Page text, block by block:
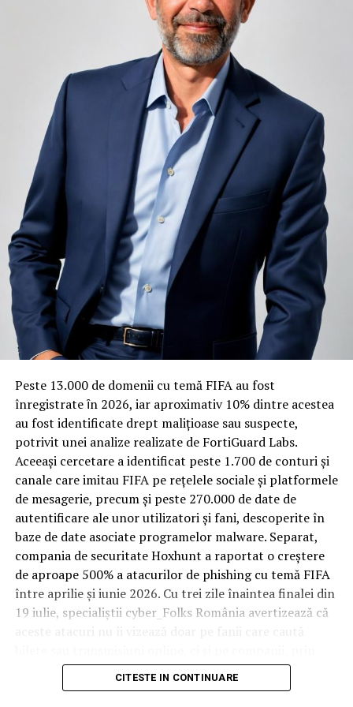
adiacent rămâne una dintre cele mai frecvente
nemulțumiri semnalate de oaspeți în recenziile online,
chiar și la unități altfel apreciate pentru servicii și
locație. De multe ori, oaspeții nu identifică pardoseala
drept sursa reală a problemei, ci descriu simplu senzația
de spațiu zgomotos sau agitat.
Pardoseala joacă un rol important în absorbția acestor
sunete, mai ales în zonele de trecere frecventă dintre
cameră și baie sau dintre pat și fereastră. Un material cu
proprietăți fonoabsorbante bune reduce transmiterea
zgomotului către camerele vecine și către etajele
inferioare, un aspect esențial mai ales în clădirile mai
vechi, cu structuri care nu au fost proiectate inițial
pentru izolare fonică performantă.
Rotația rapidă a oaspeților cere
materiale rezistente
Spre diferență de o locuință obișnuită, o cameră de hotel
trece printr-un ciclu de utilizare intensă: oaspeți diferiți,
bagaje trase pe roți, curățenie zilnică, uneori mai multe
rezervări consecutive în aceeași săptămână. Această
frecvență ridicată de utilizare pune presiune reală pe
orice suprafață, iar pardoseala este printre primele
elemente afectate vizibil, mai ales în zona din jurul
patului și a ușii de acces.
În etapa de renovare sau construcție, administratorii
care iau în calcul mocheta trafic intenspentru zonele
cu rotație mare reduc riscul de uzură prematură și de
decolorare vizibilă în punctele de trecere frecventă. Este
o decizie care ține mai puțin de stil și mai mult de
după primele sezoane de utilizare intensă.
Peste 13.000 de domenii cu temă FIFA au fost
înregistrate ȋn 2026, iar aproximativ 10% dintre acestea
au fost identificate drept malițioase sau suspecte,
potrivit unei analize realizate de FortiGuard Labs.
Aceeași cercetare a identificat peste 1.700 de conturi și
canale care imitau FIFA pe rețelele sociale și platformele
de mesagerie, precum și peste 270.000 de date de
autentificare ale unor utilizatori și fani, descoperite în
baze de date asociate programelor malware. Separat,
compania de securitate Hoxhunt a raportat o creștere
de aproape 500% a atacurilor de phishing cu temă FIFA
între aprilie și iunie 2026. Cu trei zile înaintea finalei din
19 iulie, specialiștii cyber_Folks România avertizează că
conturile, dispozitivele și infrastructura digitală
utilizate de angajați.
CITESTE IN CONTINUARE